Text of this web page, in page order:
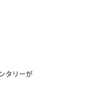
タリーが